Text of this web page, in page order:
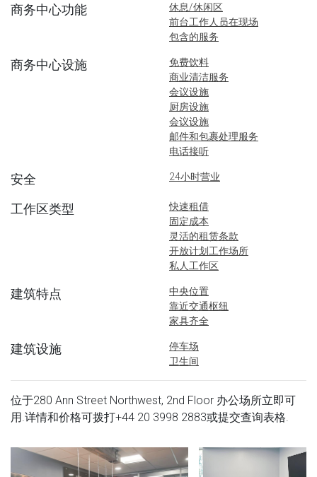
商务中心功能
休息/休闲区
前台工作人员在现场
包含的服务
商务中心设施
免费饮料
商业清洁服务
会议设施
厨房设施
会议设施
邮件和包裹处理服务
电话接听
安全 24小时营业
工作区类型
快速租借
固定成本
灵活的租赁条款
开放计划工作场所
私人工作区
建筑特点
中央位置
靠近交通枢纽
家具齐全
建筑设施
停车场
卫生间
位于280 Ann Street Northwest, 2nd Floor 办公场所立即可
用.详情和价格可拨打+44 20 3998 2883或提交查询表格.